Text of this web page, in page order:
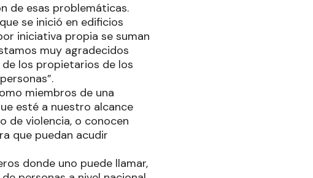
de esas problemáticas.
se inició en edificios
iniciativa propia se suman
muy agradecidos
los propietarios de los
miembros de una
esté a nuestro alcance
de violencia, o conocen
que puedan acudir
donde uno puede llamar,